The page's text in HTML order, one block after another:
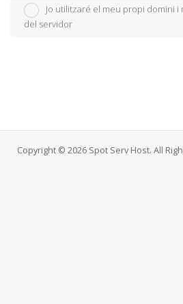
Jo utilitzaré el meu propi domini
del servidor
Copyright © 2026 Spot Serv Host. All